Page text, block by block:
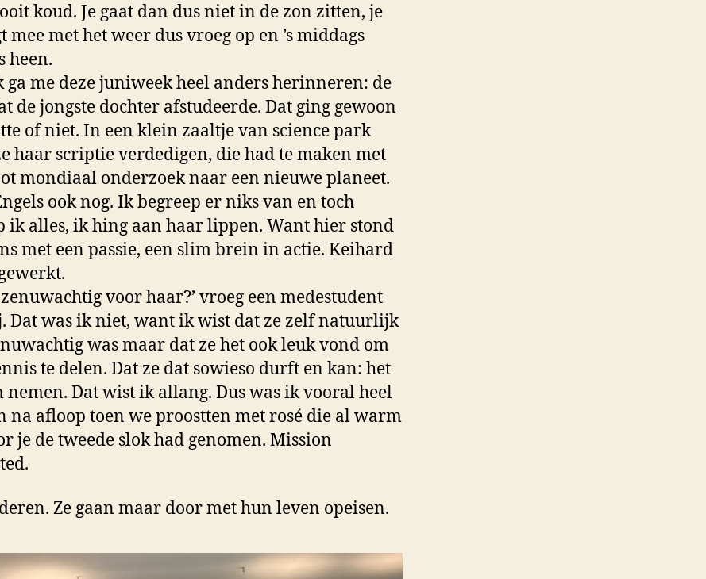
koud. Je gaat dan dus niet in de zon zitten, je
mee met het weer dus vroeg op en ’s middags
heen.
ga me deze juniweek heel anders herinneren: de
de jongste dochter afstudeerde. Dat ging gewoon
of niet. In een klein zaaltje van science park
haar scriptie verdedigen, die had te maken met
mondiaal onderzoek naar een nieuwe planeet.
ook nog. Ik begreep er niks van en toch
ik alles, ik hing aan haar lippen. Want hier stond
met een passie, een slim brein in actie. Keihard
zenuwachtig voor haar?’ vroeg een medestudent
Dat was ik niet, want ik wist dat ze zelf natuurlijk
was maar dat ze het ook leuk vond om
te delen. Dat ze dat sowieso durft en kan: het
nemen. Dat wist ik allang. Dus was ik vooral heel
na afloop toen we proostten met rosé die al warm
je de tweede slok had genomen. Mission
Ze gaan maar door met hun leven opeisen.